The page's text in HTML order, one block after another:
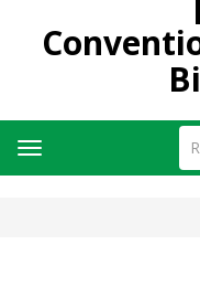
Toggle
navigation